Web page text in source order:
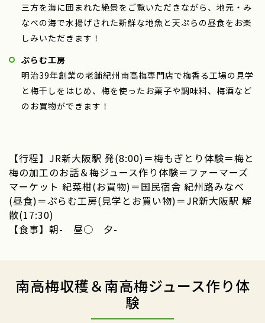
三方を海に囲まれた絶景をご覧いただきながら、地元・み
なべの海で水揚げされた新鮮な地魚と天ぷらの昼食をお楽
しみいただきます！
ぷらむ工房
明治39年創業の老舗紀州南高梅専門店で梅香る工場の見学
と梅干しをはじめ、梅を使ったお菓子や調味料、梅酒など
のお買物ができます！
【行程】JR新大阪駅 発(8:00)＝梅もぎとり体験＝梅と
梅の加工のお話＆梅ジュース作り体験＝ファーマーズ
マーケット 紀菜柑(お買物)＝国民宿舎 紀州路みなべ
(昼食)＝ぷらむ工房(見学とお買い物)＝JR新大阪駅 解
散(17:30)
【食事】朝- 昼○ 夕-
南高梅収穫＆南高梅ジュース作り体
験